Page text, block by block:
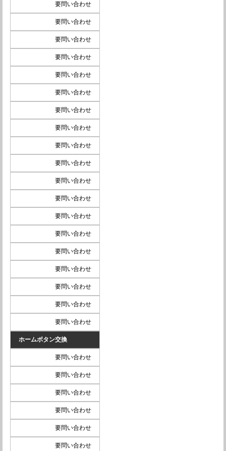
要問い合わせ
要問い合わせ
要問い合わせ
要問い合わせ
要問い合わせ
要問い合わせ
要問い合わせ
要問い合わせ
要問い合わせ
要問い合わせ
要問い合わせ
要問い合わせ
要問い合わせ
要問い合わせ
要問い合わせ
要問い合わせ
要問い合わせ
要問い合わせ
要問い合わせ
ホームボタン交換
要問い合わせ
要問い合わせ
要問い合わせ
要問い合わせ
要問い合わせ
要問い合わせ